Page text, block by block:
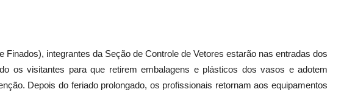
Finados), integrantes da Seção de Controle de Vetores estarão nas entradas dos
os visitantes para que retirem embalagens e plásticos dos vasos e adotem
Depois do feriado prolongado, os profissionais retornam aos equipamentos